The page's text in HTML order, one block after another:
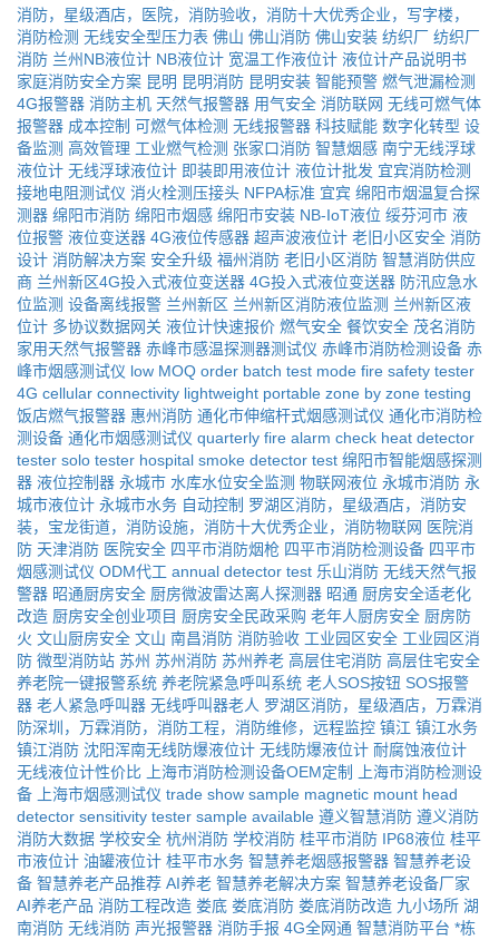
消防，星级酒店，医院，消防验收，消防十大优秀企业，写字楼，
消防检测 无线安全型压力表 佛山 佛山消防 佛山安装 纺织厂 纺织厂
消防 兰州NB液位计 NB液位计 宽温工作液位计 液位计产品说明书
家庭消防安全方案 昆明 昆明消防 昆明安装 智能预警 燃气泄漏检测
4G报警器 消防主机 天然气报警器 用气安全 消防联网 无线可燃气体
报警器 成本控制 可燃气体检测 无线报警器 科技赋能 数字化转型 设
备监测 高效管理 工业燃气检测 张家口消防 智慧烟感 南宁无线浮球
液位计 无线浮球液位计 即装即用液位计 液位计批发 宜宾消防检测
接地电阻测试仪 消火栓测压接头 NFPA标准 宜宾 绵阳市烟温复合探
测器 绵阳市消防 绵阳市烟感 绵阳市安装 NB-IoT液位 绥芬河市 液
位报警 液位变送器 4G液位传感器 超声波液位计 老旧小区安全 消防
设计 消防解决方案 安全升级 福州消防 老旧小区消防 智慧消防供应
商 兰州新区4G投入式液位变送器 4G投入式液位变送器 防汛应急水
位监测 设备离线报警 兰州新区 兰州新区消防液位监测 兰州新区液
位计 多协议数据网关 液位计快速报价 燃气安全 餐饮安全 茂名消防
家用天然气报警器 赤峰市感温探测器测试仪 赤峰市消防检测设备 赤
峰市烟感测试仪 low MOQ order batch test mode fire safety tester
4G cellular connectivity lightweight portable zone by zone testing
饭店燃气报警器 惠州消防 通化市伸缩杆式烟感测试仪 通化市消防检
测设备 通化市烟感测试仪 quarterly fire alarm check heat detector
tester solo tester hospital smoke detector test 绵阳市智能烟感探测
器 液位控制器 永城市 水库水位安全监测 物联网液位 永城市消防 永
城市液位计 永城市水务 自动控制 罗湖区消防，星级酒店，消防安
装，宝龙街道，消防设施，消防十大优秀企业，消防物联网 医院消
防 天津消防 医院安全 四平市消防烟枪 四平市消防检测设备 四平市
烟感测试仪 ODM代工 annual detector test 乐山消防 无线天然气报
警器 昭通厨房安全 厨房微波雷达离人探测器 昭通 厨房安全适老化
改造 厨房安全创业项目 厨房安全民政采购 老年人厨房安全 厨房防
火 文山厨房安全 文山 南昌消防 消防验收 工业园区安全 工业园区消
防 微型消防站 苏州 苏州消防 苏州养老 高层住宅消防 高层住宅安全
养老院一键报警系统 养老院紧急呼叫系统 老人SOS按钮 SOS报警
器 老人紧急呼叫器 无线呼叫器老人 罗湖区消防，星级酒店，万霖消
防深圳，万霖消防，消防工程，消防维修，远程监控 镇江 镇江水务
镇江消防 沈阳浑南无线防爆液位计 无线防爆液位计 耐腐蚀液位计
无线液位计性价比
上海市消防检测设备OEM定制
上海市消防检测设
备
上海市烟感测试仪 trade show sample magnetic mount head
detector sensitivity tester sample available 遵义智慧消防 遵义消防
消防大数据 学校安全 杭州消防 学校消防 桂平市消防 IP68液位 桂平
市液位计 油罐液位计 桂平市水务 智慧养老烟感报警器 智慧养老设
备 智慧养老产品推荐 AI养老 智慧养老解决方案 智慧养老设备厂家
AI养老产品 消防工程改造 娄底 娄底消防 娄底消防改造 九小场所 湖
南消防 无线消防 声光报警器 消防手报 4G全网通 智慧消防平台 *栋